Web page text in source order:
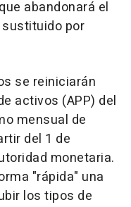
abandonará el
por
se reiniciarán
activos (APP) del
mensual de
del 1 de
monetaria.
"rápida" una
los tipos de